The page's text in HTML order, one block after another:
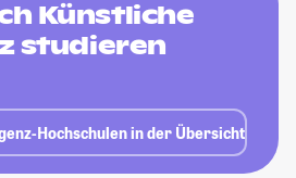
Künstliche
studieren
Hochschulen in der Übersicht